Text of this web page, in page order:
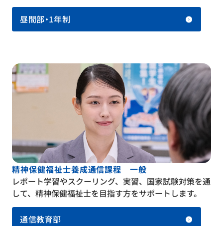
昼間部・1年制
精神保健福祉士養成通信課程 一般
レポート学習やスクーリング、実習、国家試験対策を通
して、精神保健福祉士を目指す方をサポートします。
通信教育部